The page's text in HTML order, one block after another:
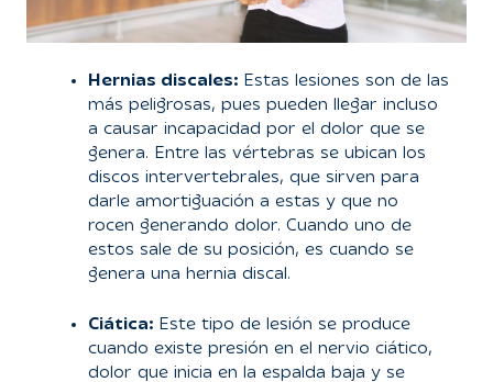
Hernias discales: Estas lesiones son de las
más peligrosas, pues pueden llegar incluso
a causar incapacidad por el dolor que se
genera. Entre las vértebras se ubican los
discos intervertebrales, que sirven para
darle amortiguación a estas y que no
rocen generando dolor. Cuando uno de
estos sale de su posición, es cuando se
genera una hernia discal.
Ciática: Este tipo de lesión se produce
cuando existe presión en el nervio ciático,
dolor que inicia en la espalda baja y se